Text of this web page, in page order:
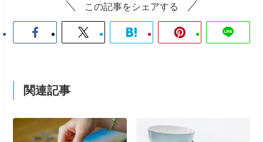
この記事をシェアする
関連記事